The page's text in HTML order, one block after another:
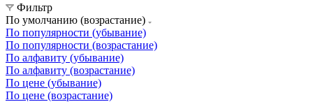
Фильтр
По умолчанию (возрастание)
По популярности (убывание)
По популярности (возрастание)
По алфавиту (убывание)
По алфавиту (возрастание)
По цене (убывание)
По цене (возрастание)